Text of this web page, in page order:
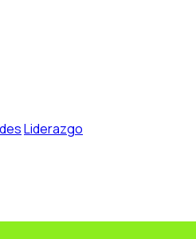
Liderazgo